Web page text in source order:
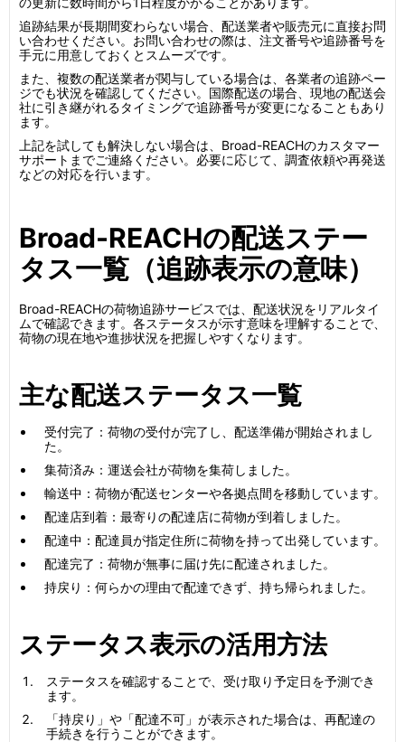
追跡結果が長期間変わらない場合、配送業者や販売元に直接お問
い合わせください。お問い合わせの際は、注文番号や追跡番号を
手元に用意しておくとスムーズです。
また、複数の配送業者が関与している場合は、各業者の追跡ペー
ジでも状況を確認してください。国際配送の場合、現地の配送会
社に引き継がれるタイミングで追跡番号が変更になることもあり
ます。
上記を試しても解決しない場合は、Broad-REACHのカスタマー
サポートまでご連絡ください。必要に応じて、調査依頼や再発送
などの対応を行います。
Broad-REACHの配送ステー
タス一覧（追跡表示の意味）
Broad-REACHの荷物追跡サービスでは、配送状況をリアルタイ
ムで確認できます。各ステータスが示す意味を理解することで、
荷物の現在地や進捗状況を把握しやすくなります。
主な配送ステータス一覧
受付完了：荷物の受付が完了し、配送準備が開始されまし
た。
集荷済み：運送会社が荷物を集荷しました。
輸送中：荷物が配送センターや各拠点間を移動しています。
配達店到着：最寄りの配達店に荷物が到着しました。
配達中：配達員が指定住所に荷物を持って出発しています。
配達完了：荷物が無事に届け先に配達されました。
持戻り：何らかの理由で配達できず、持ち帰られました。
ステータス表示の活用方法
ステータスを確認することで、受け取り予定日を予測でき
ます。
「持戻り」や「配達不可」が表示された場合は、再配達の
手続きを行うことができます。